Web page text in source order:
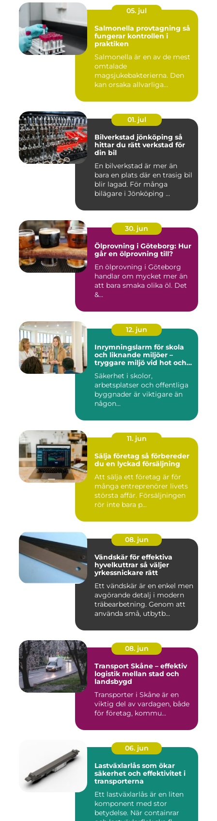
05. jul
Salmonella provtagning så
fungerar kontrollen i
praktiken
Salmonella är en av de mest
omtalade
magsjukebakterierna. Den
kan orsaka allvarliga
01. jul
Bilverkstad jönköping så
hittar du rätt verkstad för
din bil
En bilverkstad är mer än
bara en plats där en trasig bil
blir lagad. För många
bilägare i Jönköping ...
30. jun
Ölprovning i Göteborg: Hur
går en ölprovning till?
En ölprovning i Göteborg
handlar om mycket mer än
att bara smaka olika öl. Det
&...
12. jun
Inrymningslarm för skola
och liknande miljöer –
tryggare miljö vid hot och
Säkerhet i skolor,
arbetsplatser och offentliga
byggnader är viktigare än
någon...
11. jun
Sälja företag så förbereder
du en lyckad försäljning
Att sälja ett företag är för
många entreprenörer livets
största affär. Försäljningen
rör inte bara p...
08. jun
Vändskär för effektiva
hyvelkuttrar så väljer
yrkessnickare rätt
Ett vändskär är en enkel men
avgörande detalj i modern
träbearbetning. Genom att
använda små, utbytb...
08. jun
Transport Skåne – effektiv
logistik mellan stad och
landsbygd
Transporter i Skåne är en
viktig del av vardagen, både
för företag, kommu...
06. jun
Lastväxlarlås som ökar
säkerhet och effektivitet i
transporterna
Ett lastväxlarlås är en liten
komponent med stor
betydelse. När containrar